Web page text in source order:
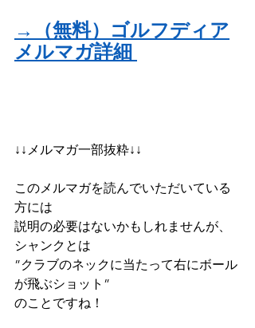
→（無料）ゴルフディア
メルマガ詳細
↓↓メルマガ一部抜粋↓↓
このメルマガを読んでいただいている
方には
説明の必要はないかもしれませんが、
シャンクとは
”クラブのネックに当たって右にボール
が飛ぶショット”
のことですね！